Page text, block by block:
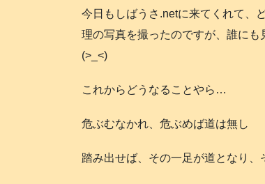
今日もしばうさ.netに来てくれて、
理の写真を撮ったのですが、誰に
(>_<)
これからどうなることやら…
危ぶむなかれ、危ぶめば道は無し
踏み出せば、その一足が道となり、